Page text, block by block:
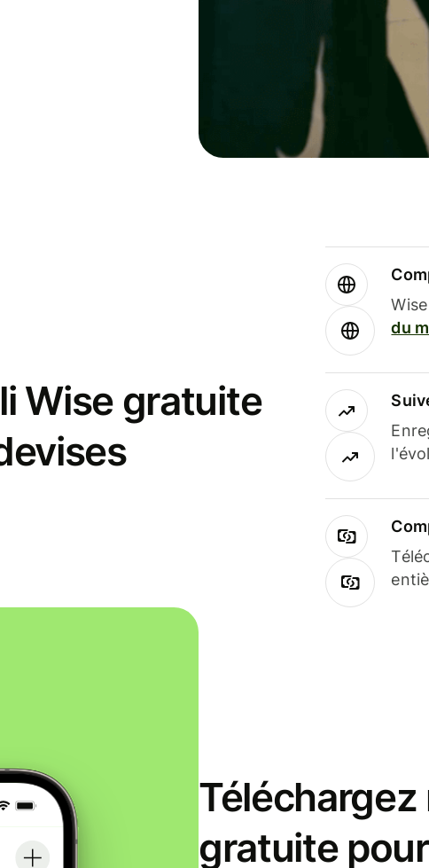
Wise gratuite
du
gratuite